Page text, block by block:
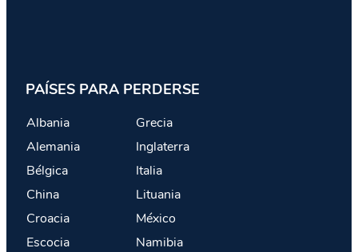
PAÍSES PARA PERDERSE
Albania
Alemania
Bélgica
China
Croacia
Escocia
Grecia
Inglaterra
Italia
Lituania
México
Namibia